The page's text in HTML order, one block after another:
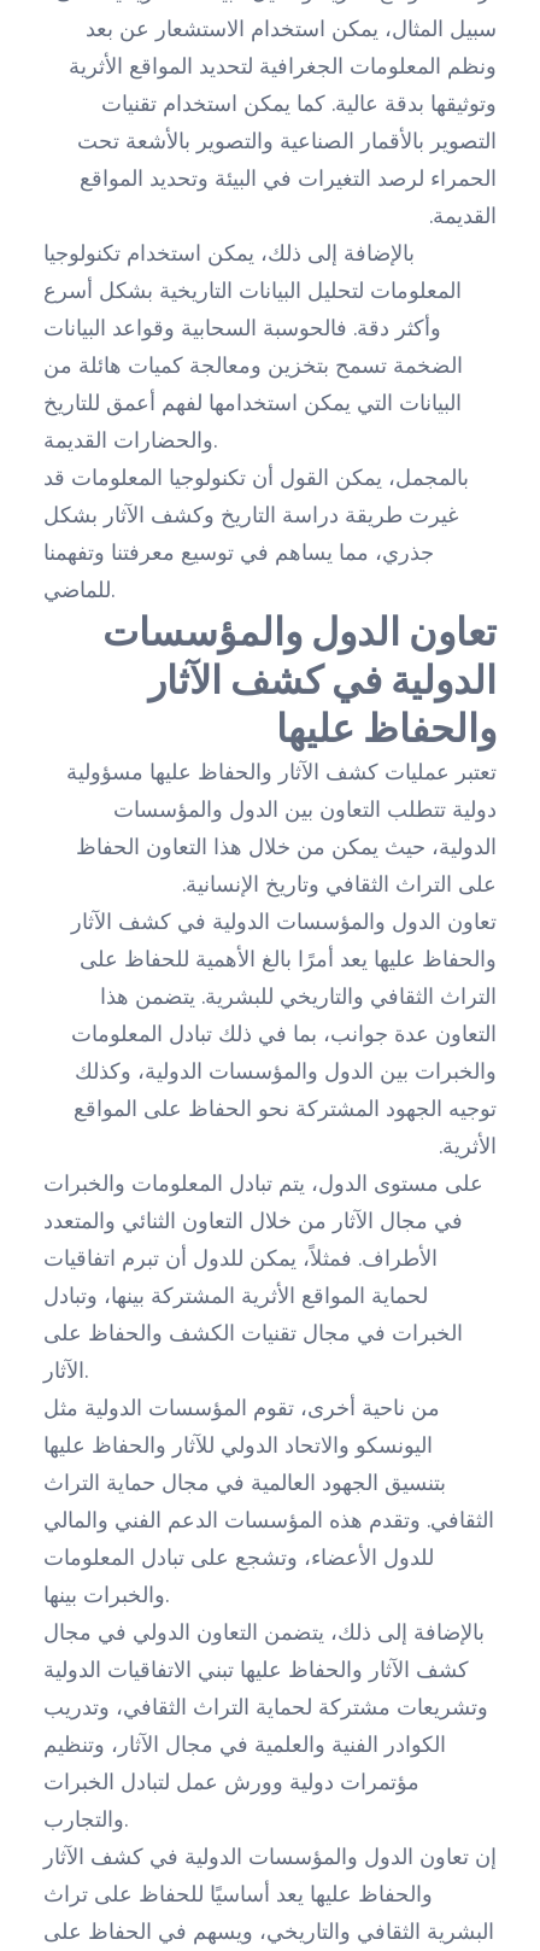
سبيل المثال، يمكن استخدام الاستشعار عن بعد
ونظم المعلومات الجغرافية لتحديد المواقع الأثرية
وتوثيقها بدقة عالية. كما يمكن استخدام تقنيات
التصوير بالأقمار الصناعية والتصوير بالأشعة تحت
الحمراء لرصد التغيرات في البيئة وتحديد المواقع
القديمة.
بالإضافة إلى ذلك، يمكن استخدام تكنولوجيا
المعلومات لتحليل البيانات التاريخية بشكل أسرع
وأكثر دقة. فالحوسبة السحابية وقواعد البيانات
الضخمة تسمح بتخزين ومعالجة كميات هائلة من
البيانات التي يمكن استخدامها لفهم أعمق للتاريخ
والحضارات القديمة.
بالمجمل، يمكن القول أن تكنولوجيا المعلومات قد
غيرت طريقة دراسة التاريخ وكشف الآثار بشكل
جذري، مما يساهم في توسيع معرفتنا وتفهمنا
للماضي.
تعاون الدول والمؤسسات
الدولية في كشف الآثار
والحفاظ عليها
تعتبر عمليات كشف الآثار والحفاظ عليها مسؤولية
دولية تتطلب التعاون بين الدول والمؤسسات
الدولية، حيث يمكن من خلال هذا التعاون الحفاظ
على التراث الثقافي وتاريخ الإنسانية.
تعاون الدول والمؤسسات الدولية في كشف الآثار
والحفاظ عليها يعد أمرًا بالغ الأهمية للحفاظ على
التراث الثقافي والتاريخي للبشرية. يتضمن هذا
التعاون عدة جوانب، بما في ذلك تبادل المعلومات
والخبرات بين الدول والمؤسسات الدولية، وكذلك
توجيه الجهود المشتركة نحو الحفاظ على المواقع
الأثرية.
على مستوى الدول، يتم تبادل المعلومات والخبرات
في مجال الآثار من خلال التعاون الثنائي والمتعدد
الأطراف. فمثلاً، يمكن للدول أن تبرم اتفاقيات
لحماية المواقع الأثرية المشتركة بينها، وتبادل
الخبرات في مجال تقنيات الكشف والحفاظ على
الآثار.
من ناحية أخرى، تقوم المؤسسات الدولية مثل
اليونسكو والاتحاد الدولي للآثار والحفاظ عليها
بتنسيق الجهود العالمية في مجال حماية التراث
الثقافي. وتقدم هذه المؤسسات الدعم الفني والمالي
للدول الأعضاء، وتشجع على تبادل المعلومات
والخبرات بينها.
بالإضافة إلى ذلك، يتضمن التعاون الدولي في مجال
كشف الآثار والحفاظ عليها تبني الاتفاقيات الدولية
وتشريعات مشتركة لحماية التراث الثقافي، وتدريب
الكوادر الفنية والعلمية في مجال الآثار، وتنظيم
مؤتمرات دولية وورش عمل لتبادل الخبرات
والتجارب.
إن تعاون الدول والمؤسسات الدولية في كشف الآثار
والحفاظ عليها يعد أساسيًا للحفاظ على تراث
البشرية الثقافي والتاريخي، ويسهم في الحفاظ على